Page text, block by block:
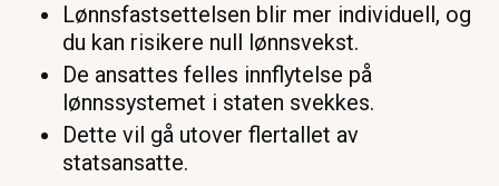
Lønnsfastsettelsen blir mer individuell, og
du kan risikere null lønnsvekst.
De ansattes felles innflytelse på
lønnssystemet i staten svekkes.
Dette vil gå utover flertallet av
statsansatte.